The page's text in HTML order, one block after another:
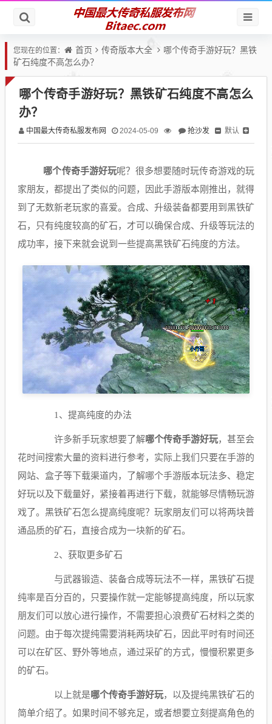
您现在的位置： 首页 传奇版本大全
哪个传奇手游好玩？黑铁
矿石纯度不高怎么办？
哪个传奇手游好玩？黑铁矿石纯度不高怎么
办？
中国最大传奇私服发布网 2024-05-09 抢沙发 默认
哪个传奇手游好玩呢？很多想要随时玩传奇游戏的玩
家朋友，都提出了类似的问题，因此手游版本刚推出，就得
到了无数新老玩家的喜爱。合成、升级装备都要用到黑铁矿
石，只有纯度较高的矿石，才可以确保合成、升级等玩法的
成功率，接下来就会说到一些提高黑铁矿石纯度的方法。
1、提高纯度的办法
许多新手玩家想要了解哪个传奇手游好玩，甚至会
花时间搜索大量的资料进行参考，实际上我们只要在手游的
网站、盒子等下载渠道内，了解哪个手游版本玩法多、稳定
好玩以及下载量好，紧接着再进行下载，就能够尽情畅玩游
戏了。黑铁矿石怎么提高纯度呢？玩家朋友们可以将两块普
通品质的矿石，直接合成为一块新的矿石。
2、获取更多矿石
与武器锻造、装备合成等玩法不一样，黑铁矿石提
纯率是百分百的，只要操作就一定能够提高纯度，所以玩家
朋友们可以放心进行操作，不需要担心浪费矿石材料之类的
问题。由于每次提纯需要消耗两块矿石，因此平时有时间还
可以在矿区、野外等地点，通过采矿的方式，慢慢积累更多
的矿石。
以上就是哪个传奇手游好玩，以及提纯黑铁矿石的
简单介绍了。如果时间不够充足，或者想要立刻提高角色的